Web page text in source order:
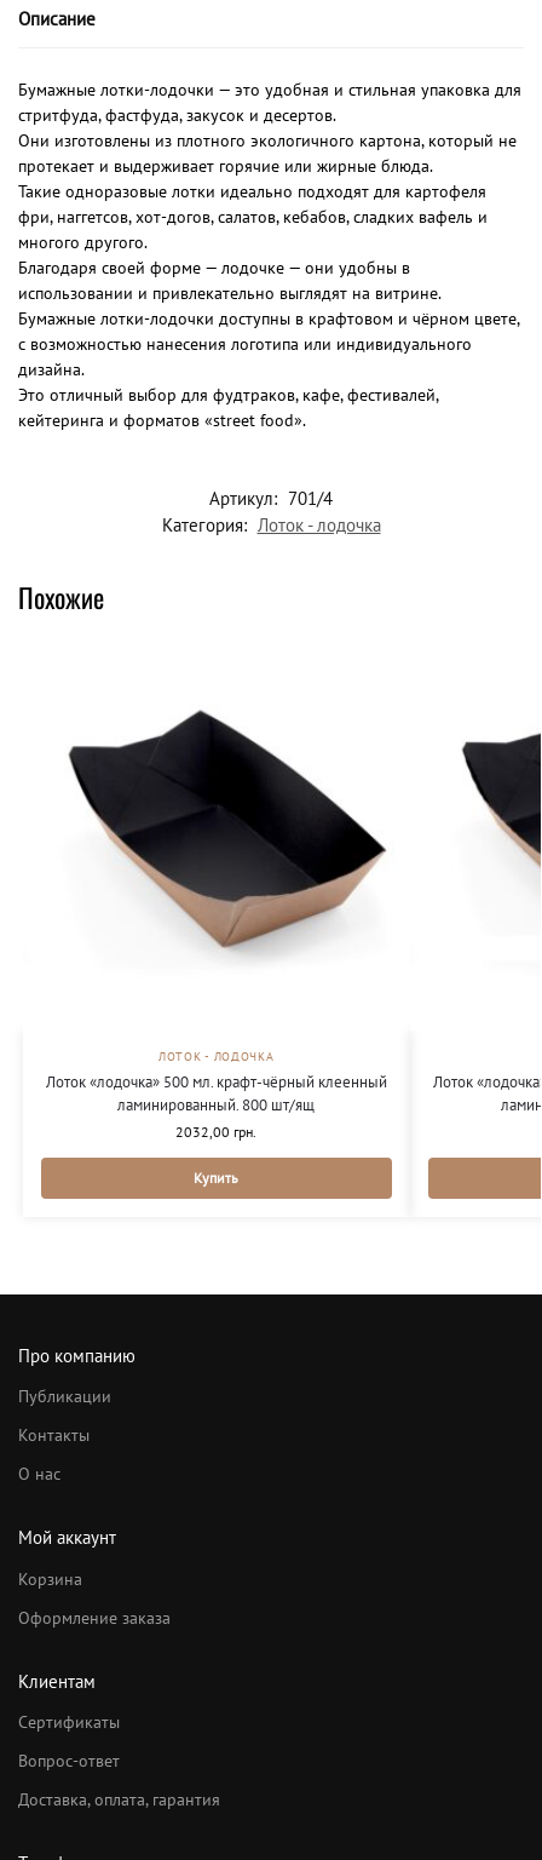
Описание
Бумажные лотки-лодочки — это удобная и стильная упаковка для
стритфуда, фастфуда, закусок и десертов.
Они изготовлены из плотного экологичного картона, который не
протекает и выдерживает горячие или жирные блюда.
Такие одноразовые лотки идеально подходят для картофеля
фри, наггетсов, хот-догов, салатов, кебабов, сладких вафель и
многого другого.
Благодаря своей форме — лодочке — они удобны в
использовании и привлекательно выглядят на витрине.
Бумажные лотки-лодочки доступны в крафтовом и чёрном цвете,
с возможностью нанесения логотипа или индивидуального
дизайна.
Это отличный выбор для фудтраков, кафе, фестивалей,
кейтеринга и форматов «street food».
Артикул: 701/4
Категория: Лоток - лодочка
Похожие
ЛОТОК - ЛОДОЧКА
Лоток «лодочка» 500 мл. крафт-чёрный клеенный
ламинированный. 800 шт/ящ
2032,00 грн.
Купить
Лоток
Про компанию
Публикации
Контакты
О нас
Мой аккаунт
Корзина
Оформление заказа
Клиентам
Сертификаты
Вопрос-ответ
Доставка, оплата, гарантия